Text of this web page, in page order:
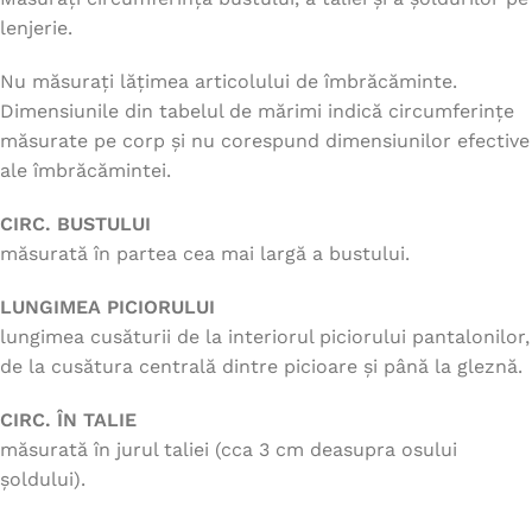
lenjerie.
Nu măsurați lățimea articolului de îmbrăcăminte.
Dimensiunile din tabelul de mărimi indică circumferințe
măsurate pe corp și nu corespund dimensiunilor efective
ale îmbrăcămintei.
CIRC. BUSTULUI
măsurată în partea cea mai largă a bustului.
LUNGIMEA PICIORULUI
lungimea cusăturii de la interiorul piciorului pantalonilor,
de la cusătura centrală dintre picioare și până la gleznă.
CIRC. ÎN TALIE
măsurată în jurul taliei (cca 3 cm deasupra osului
șoldului).